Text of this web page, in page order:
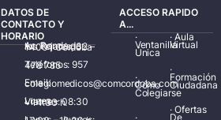
DATOS DE
CONTACTO Y
HORARIO
Av. Ronda de los Tejares, 32 – 14001 Córdoba
Teléfonos: 957 478 785
Email: colegiomedicos@comcordoba.com
Lunes – Viernes: 08:30 – 14:30 h.
ACCESO RAPIDO
A...
·
Ventanilla
Única
·
Cómo
Colegiarse
·
·Aula
Virtual
·
Formación
Ciudadana
·Ofertas
De